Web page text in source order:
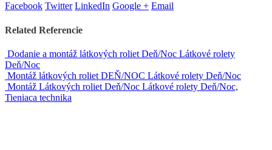
Facebook Twitter LinkedIn Google + Email
Related Referencie
Dodanie a montáž látkových roliet Deň/Noc Látkové rolety
Deň/Noc
Montáž látkových roliet DEŇ/NOC Látkové rolety Deň/Noc
Montáž Látkových roliet Deň/Noc Látkové rolety Deň/Noc,
Tieniaca technika